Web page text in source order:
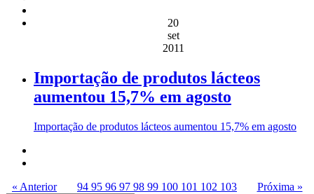
20
set
2011
Importação de produtos lácteos
aumentou 15,7% em agosto
Importação de produtos lácteos aumentou 15,7% em agosto
« Anterior 94 95 96 97 98 99 100 101 102 103 Próxima »